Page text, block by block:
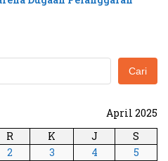
Cari
April 2025
R K J
S
2 3 4
5